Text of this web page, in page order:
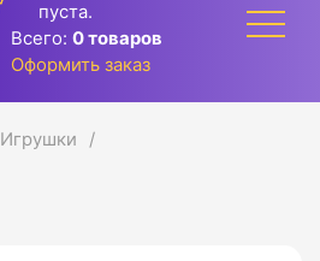
пуста.
Всего: 0 товаров
Оформить заказ
Игрушки